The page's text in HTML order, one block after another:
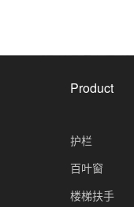
Product
护栏
百叶窗
楼梯扶手